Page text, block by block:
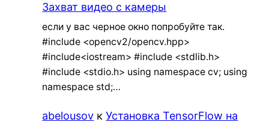
Захват видео с камеры
если у вас черное окно попробуйте так.
#include <opencv2/opencv.hpp>
#include<iostream> #include <stdlib.h>
#include <stdio.h> using namespace cv; using
namespace std;…
abelousov кУстановка TensorFlow на